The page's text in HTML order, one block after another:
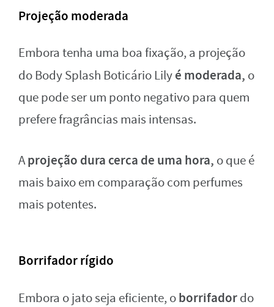
Projeção moderada
Embora tenha uma boa fixação, a projeção
do Body Splash Boticário Lilyé moderada, o
que pode ser um ponto negativo para quem
prefere fragrâncias mais intensas.
Aprojeção dura cerca de uma hora, o que é
mais baixo em comparação com perfumes
mais potentes.
Borrifador rígido
Embora o jato seja eficiente, oborrifadordo